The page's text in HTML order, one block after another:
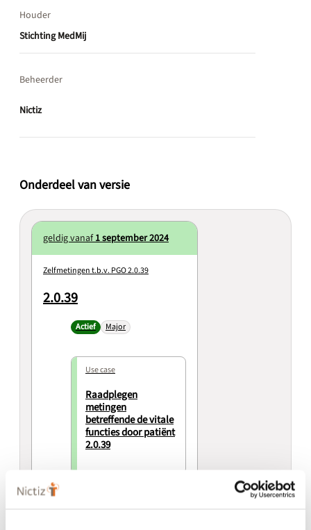
Houder
Stichting MedMij
Beheerder
Nictiz
Onderdeel van versie
geldig vanaf 1 september 2024
Zelfmetingen t.b.v. PGO 2.0.39
2.0.39
Actief Major
Use case
Raadplegen
metingen
betreffende de vitale
functies door patiënt
2.0.39